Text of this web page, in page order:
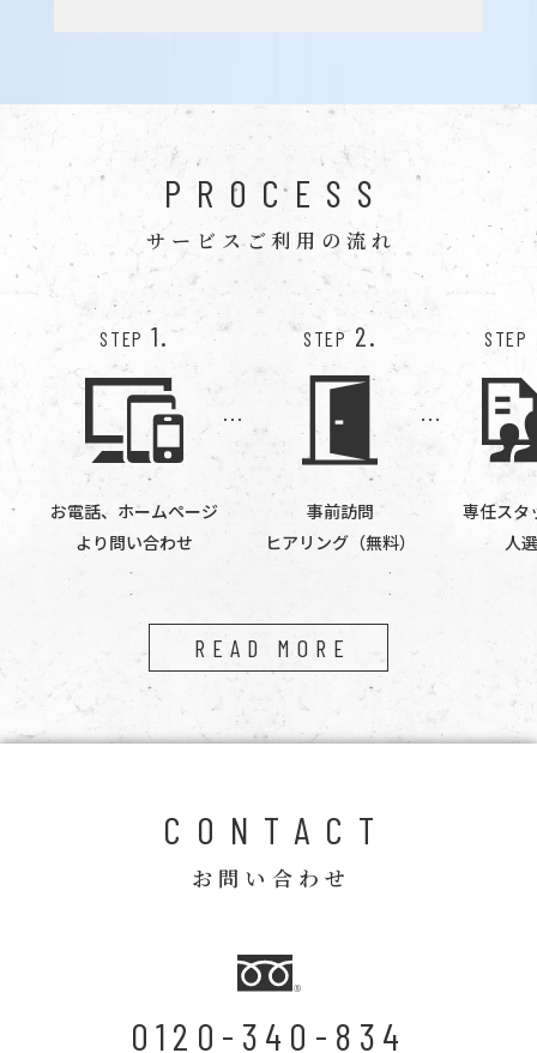
PROCESS
サービスご利用の流れ
STEP 1.
お電話、ホームページ
より問い合わせ
STEP 2.
事前訪問
ヒアリング（無料）
STEP
専任スタ
人選
READ MORE
CONTACT
お問い合わせ
0120-340-834